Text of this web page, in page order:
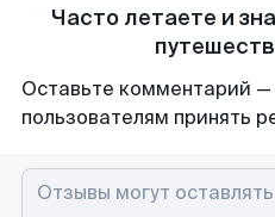
Часто летаете и
Оставьте комментарий
пользователям принять